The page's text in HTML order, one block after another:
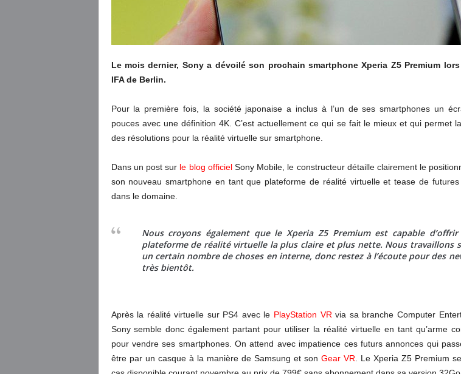
Le mois dernier, Sony a dévoilé son prochain smartphone Xperia Z5 Premium
IFA de Berlin.
Pour la première fois, la société japonaise a inclus à l’un de ses smartphones un
pouces avec une définition 4K. C’est actuellement ce qui se fait le mieux et qui permet
des résolutions pour la réalité virtuelle sur smartphone.
Dans un post sur le blog officielSony Mobile, le constructeur détaille clairement le
son nouveau smartphone en tant que plateforme de réalité virtuelle et tease de futures
dans le domaine.
Nous croyons également que le Xperia Z5 Premium est capable
plateforme de réalité virtuelle la plus claire et plus nette. Nous travaillons
un certain nombre de choses en interne, donc restez à l’écoute pour des
très bientôt.
Après la réalité virtuelle sur PS4 avec le PlayStation VR via sa branche Computer
Sony semble donc également partant pour utiliser la réalité virtuelle en tant qu’arme
pour vendre ses smartphones. On attend avec impatience ces futurs annonces qui
être par un casque à la manière de Samsung et sonGear VR . Le Xperia Z5 Premium